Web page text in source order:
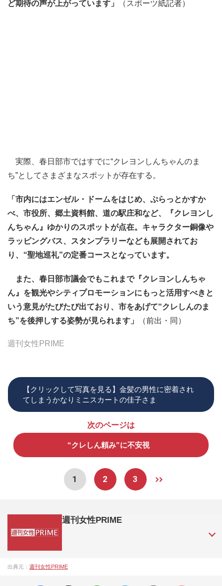
ど期待の声が上がっています」 （スポーツ紙記者）
実際、春日部市ではすでに“クレヨンしんちゃんのま
ち”としてさまざまなスポットが存在する。
「市内にはエンゼル・ドームをはじめ、ぷらっとかすか
べ、市役所、郷土資料館、道の駅庄和など、『クレヨンし
んちゃん』ゆかりのスポットが点在。キャラクター銅像や
ラッピングバス、スタンプラリーなども展開されてお
り、“聖地巡礼”の定番コースとなっています。
また、春日部市議会でもこれまで『クレヨンしんちゃ
ん』を観光やシティプロモーションにもっと活用すべきと
いう意見がたびたび出ており、市をあげて“クレしんのま
ち”を後押しする姿勢が見られます」
（前出・同）
週刊女性PRIME
【クリックして写真を見る】金髪の男性に密着され
てしまうかなりミニスカートの佳子さま
次のページは
“クレしん頼み”に不安視
1 2 3
週刊女性PRIME
成27年）1月に開設された主婦と生活社が運営する日本のニュ
出典元： 週刊女性PRIME